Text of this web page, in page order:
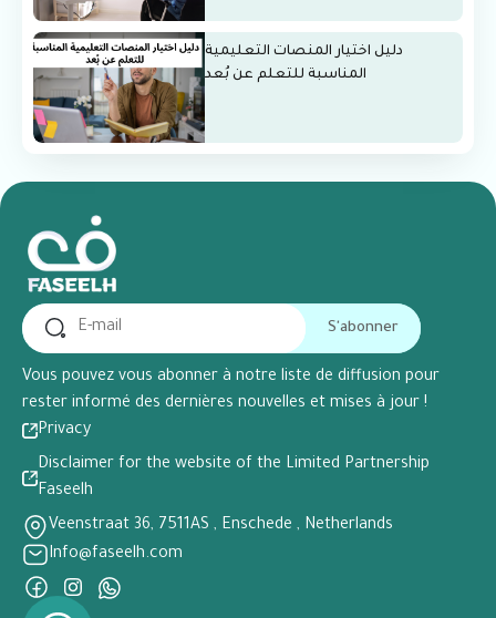
دليل اختيار المنصات التعليمية
المناسبة للتعلم عن بُعد
S'abonner
Vous pouvez vous abonner à notre liste de diffusion pour
rester informé des dernières nouvelles et mises à jour !
Privacy
Disclaimer for the website of the Limited Partnership
Faseelh
Veenstraat 36, 7511AS , Enschede , Netherlands
Info@faseelh.com